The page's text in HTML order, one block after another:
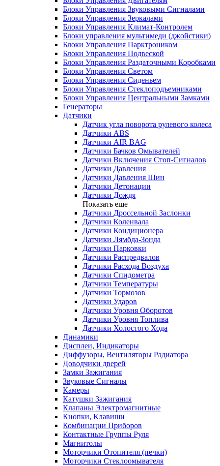
Блоки Управления Звуковыми Сигналами
Блоки Управления Зеркалами
Блоки Управления Климат-Контролем
Блоки управления мультимеди (джойстики)
Блоки Управления Парктроником
Блоки Управления Подвеской
Блоки Управления Раздаточными Коробками
Блоки Управления Светом
Блоки Управления Сиденьем
Блоки Управления Стеклоподъемниками
Блоки Управления Центральными Замками
Генераторы
Датчики
Датчик угла поворота рулевого колеса
Датчики ABS
Датчики AIR BAG
Датчики Бачков Омывателей
Датчики Включения Стоп-Сигналов
Датчики Давления
Датчики Давления Шин
Датчики Детонации
Датчики Дождя
Показать еще
Датчики Дроссельной Заслонки
Датчики Коленвала
Датчики Кондиционера
Датчики Лямбда-Зонда
Датчики Парковки
Датчики Распредвалов
Датчики Расхода Воздуха
Датчики Спидометра
Датчики Температуры
Датчики Тормозов
Датчики Ударов
Датчики Уровня Оборотов
Датчики Уровня Топлива
Датчики Холостого Хода
Динамики
Дисплеи, Индикаторы
Диффузоры, Вентиляторы Радиатора
Доводчики дверей
Замки Зажигания
Звуковые Сигналы
Камеры
Катушки Зажигания
Клапаны Электромагнитные
Кнопки, Клавиши
Комбинации Приборов
Контактные Группы Руля
Магнитолы
Моторчики Отопителя (печки)
Моторчики Стеклоомывателя